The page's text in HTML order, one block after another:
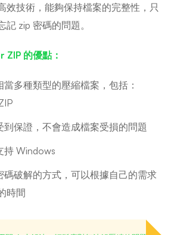
效技術，能夠保持檔案的完整性，只
zip 密碼的問題。
ZIP 的優點：
多種類型的壓縮檔案，包括：
到保證，不會造成檔案受損的問題
持 Windows
碼破解的方式，可以根據自己的需求
時間